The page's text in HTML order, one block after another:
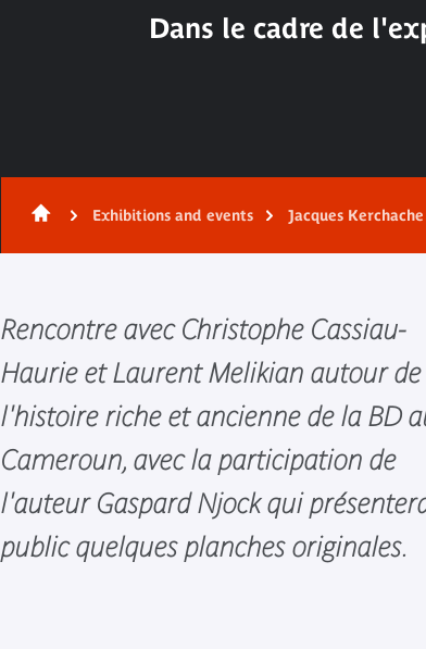
Dans le cadre de
Exhibitions and events Jacques
Rencontre avec Christophe Cassiau-
Haurie et Laurent Melikian autour de
l'histoire riche et ancienne de la BD
Cameroun, avec la participation de
l'auteur Gaspard Njock qui
public quelques planches originales.